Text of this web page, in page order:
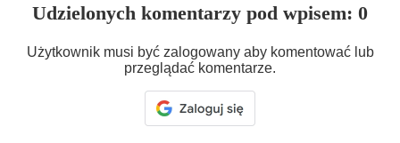
Udzielonych komentarzy pod wpisem: 0
Użytkownik musi być zalogowany aby komentować lub
przeglądać komentarze.